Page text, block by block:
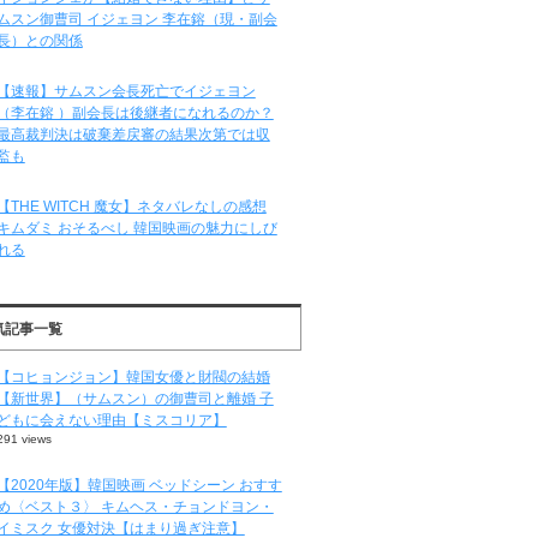
スン御曹司 イジェヨン 李在鎔（現・副会
）との関係
速報】サムスン会長死亡でイジェヨン
李在鎔 ）副会長は後継者になれるのか？
高裁判決は破棄差戻審の結果次第では収
も
THE WITCH 魔女】ネタバレなしの感想
ムダミ おそるべし 韓国映画の魅力にしび
る
記事一覧
コヒョンジョン】韓国女優と財閥の結婚
新世界】（サムスン）の御曹司と離婚 子
もに会えない理由【ミスコリア】
views
2020年版】韓国映画 ベッドシーン おすす
〈ベスト３〉 キムヘス・チョンドヨン・
ミスク 女優対決【はまり過ぎ注意】